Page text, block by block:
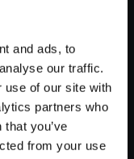
and ads, to
our traffic.
use of our site with
partners who
you’ve
from your use
ザード 3 ラス
リジナル・サウ
Again